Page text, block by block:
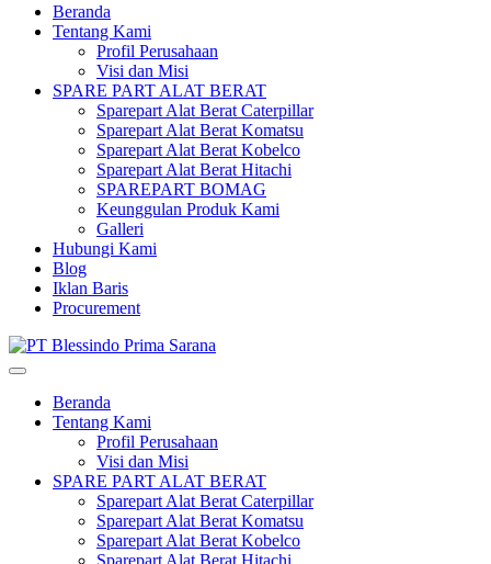
Beranda
Tentang Kami
Profil Perusahaan
Visi dan Misi
SPARE PART ALAT BERAT
Sparepart Alat Berat Caterpillar
Sparepart Alat Berat Komatsu
Sparepart Alat Berat Kobelco
Sparepart Alat Berat Hitachi
SPAREPART BOMAG
Keunggulan Produk Kami
Galleri
Hubungi Kami
Blog
Iklan Baris
Procurement
Beranda
Tentang Kami
Profil Perusahaan
Visi dan Misi
SPARE PART ALAT BERAT
Sparepart Alat Berat Caterpillar
Sparepart Alat Berat Komatsu
Sparepart Alat Berat Kobelco
Sparepart Alat Berat Hitachi